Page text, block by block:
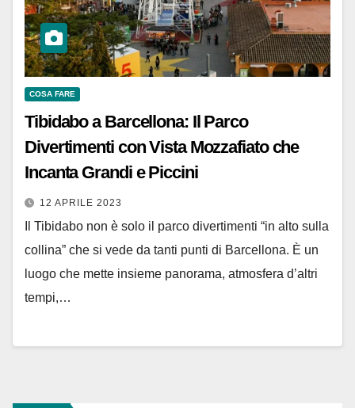
COSA FARE
Tibidabo a Barcellona: Il Parco
Divertimenti con Vista Mozzafiato che
Incanta Grandi e Piccini
12 APRILE 2023
Il Tibidabo non è solo il parco divertimenti “in alto sulla
collina” che si vede da tanti punti di Barcellona. È un
luogo che mette insieme panorama, atmosfera d’altri
tempi,…